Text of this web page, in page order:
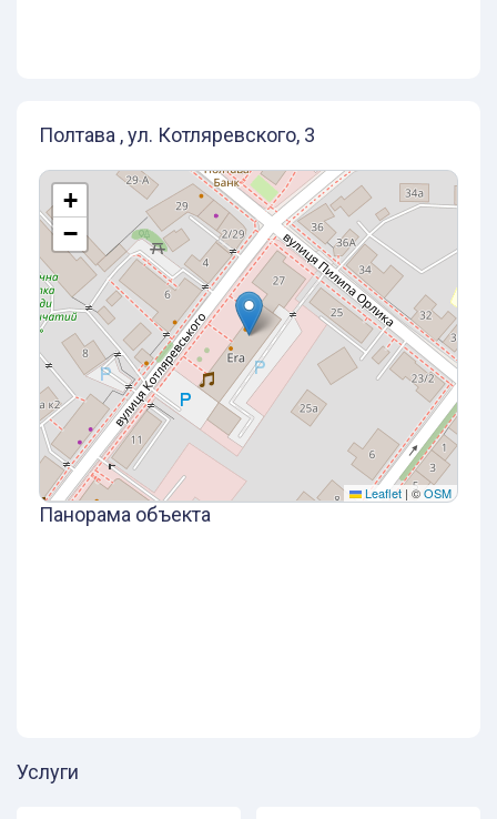
Полтава , ул. Котляревского, 3
+
−
Leaflet | ©OSM
Панорама объекта
Услуги